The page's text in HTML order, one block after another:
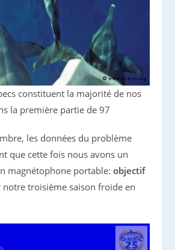
constituent la majorité de nos
la première partie de 97
les données du problème
que cette fois nous avons un
magnétophone portable:objectif
notre troisième saison froide en